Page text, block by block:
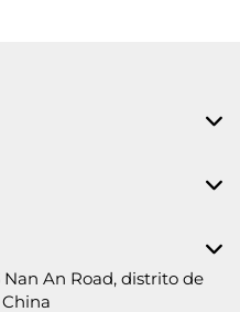
Nan An Road, distrito de